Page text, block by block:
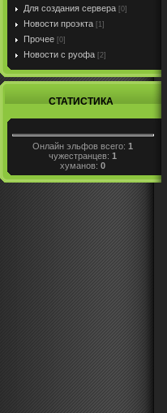
Для создания сервера [0]
Новости проэкта [1]
Прочее [0]
Новости с руофа [2]
СТАТИСТИКА
Онлайн эльфов всего:1
чужестранцев:1
хуманов:0